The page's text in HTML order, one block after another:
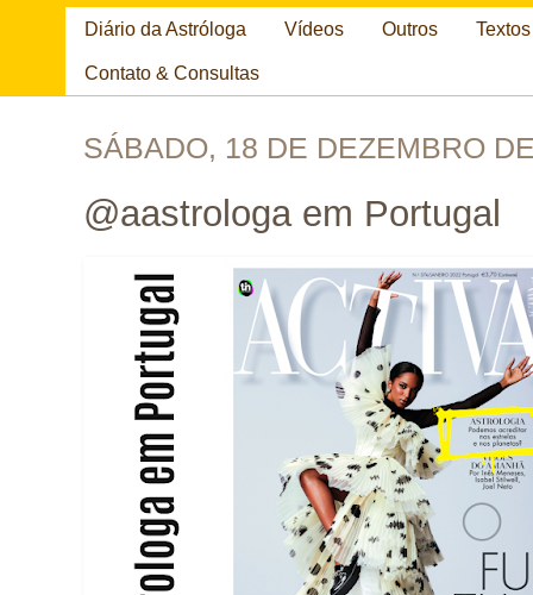
Diário da Astróloga Vídeos Outros
Contato & Consultas
SÁBADO, 18 DE DEZEMBRO
@aastrologa em Portugal